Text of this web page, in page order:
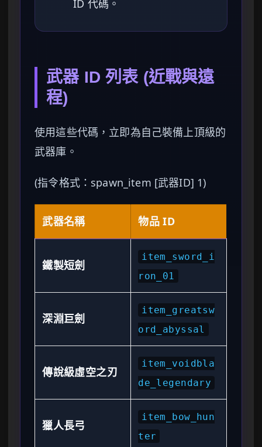
ID 代碼。
武器 ID 列表 (近戰與遠
程)
使用這些代碼，立即為自己裝備上頂級的
武器庫。
(指令格式：spawn_item [武器ID] 1)
武器名稱 物品 ID
鐵製短劍
item_sword_i
ron_01
深淵巨劍
item_greatsw
ord_abyssal
傳說級虛空之刃
item_voidbla
de_legendary
獵人長弓
item_bow_hun
ter